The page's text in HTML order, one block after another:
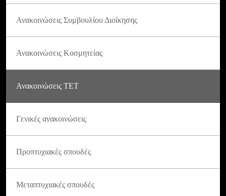
Ανακοινώσεις Συμβουλίου Διοίκησης
Ανακοινώσεις Κοσμητείας
Ανακοινώσεις ΤΕΤ
Γενικές ανακοινώσεις
Προπτυχιακές σπουδές
Μεταπτυχιακές σπουδές